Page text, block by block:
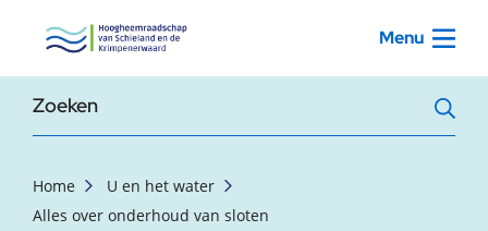
, startpagina Menu
Zoekterm
Home
U en het water
Alles over onderhoud van sloten